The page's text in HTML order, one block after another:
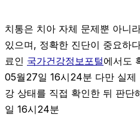
치통은 치아 자체 문제뿐 아니
있으며, 정확한 진단이 중요하
료인 국가건강정보포털에서도
05월27일 16시24분 다만 실제
강 상태를 직접 확인한 뒤 판
일 16시24분